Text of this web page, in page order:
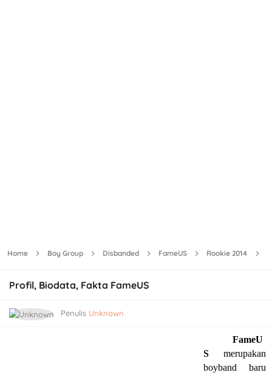
Home Boy Group Disbanded FameUS Rookie 2014
Profil, Biodata, Fakta FameUS
Penulis Unknown
FameU
S merupakan
boyband baru